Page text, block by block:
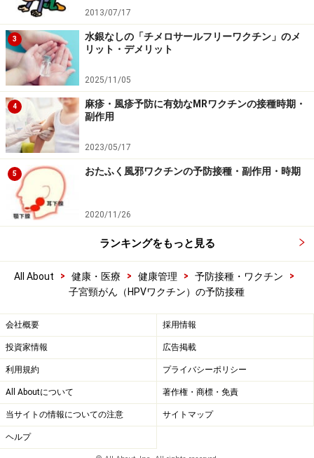
2013/07/17
3
水銀なしの「チメロサールフリーワクチン」のメ
リット・デメリット
2025/11/05
4
麻疹・風疹予防に有効なMRワクチンの接種時期・
副作用
2023/05/17
5 おたふく風邪ワクチンの予防接種・副作用・時期
2020/11/26
ランキングをもっと見る
All About > 健康・医療 > 健康管理 > 予防接種・ワクチン
>
子宮頸がん（HPVワクチン）の予防接種
会社概要 採用情報
投資家情報 広告掲載
利用規約 プライバシーポリシー
All Aboutについて 著作権・商標・免責
当サイトの情報についての注意 サイトマップ
ヘルプ